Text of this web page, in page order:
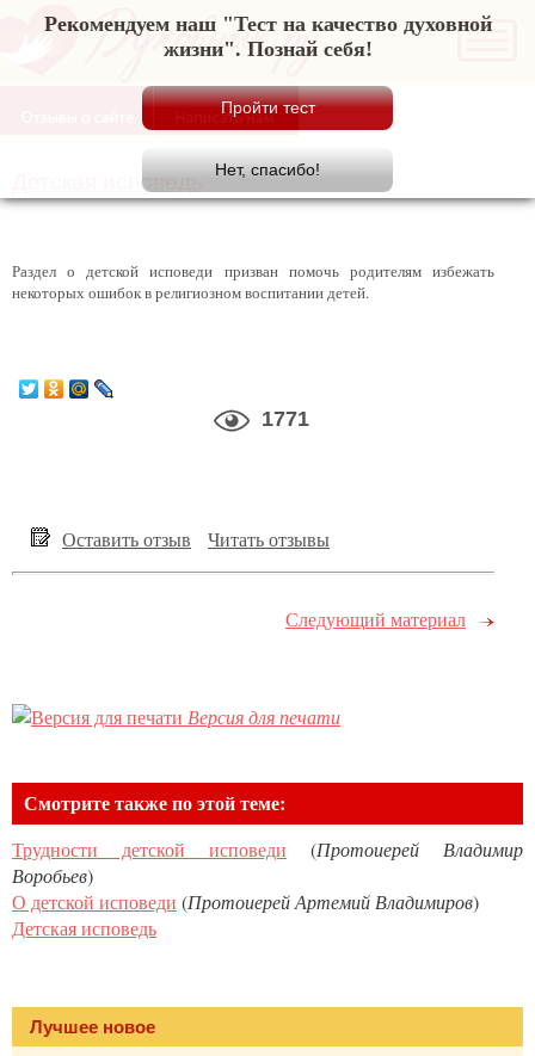
Рекомендуем наш "Тест на качество духовной
жизни". Познай себя!
Детская исповедь
Раздел о детской исповеди призван помочь родителям избежать
некоторых ошибок в религиозном воспитании детей.
1771
Оставить отзыв Читать отзывы
Следующий материал
Версия для печати
Смотрите также по этой теме:
Трудности детской исповеди (Протоиерей Владимир
Воробьев)
О детской исповеди (Протоиерей Артемий Владимиров)
Детская исповедь
Лучшее новое